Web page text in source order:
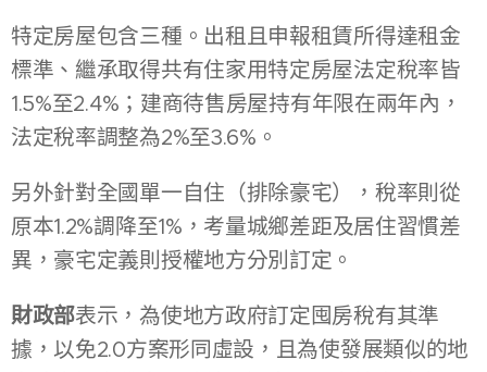
特定房屋包含三種。出租且申報租賃所得達租金
標準、繼承取得共有住家用特定房屋法定稅率皆
1.5%至2.4%；建商待售房屋持有年限在兩年內，
法定稅率調整為2%至3.6%。
另外針對全國單一自住（排除豪宅），稅率則從
原本1.2%調降至1%，考量城鄉差距及居住習慣差
異，豪宅定義則授權地方分別訂定。
財政部表示，為使地方政府訂定囤房稅有其準
據，以免2.0方案形同虛設，且為使發展類似的地